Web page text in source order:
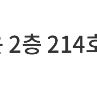
2층 214